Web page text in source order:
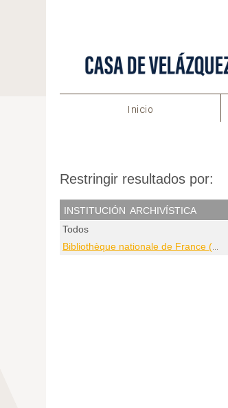
Inicio
Restringir resultados por:
institución archivística
Todos
Bibliothèque nationale de France (Paris)